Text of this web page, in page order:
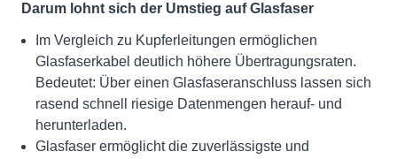
Darum lohnt sich der Umstieg auf Glasfaser
Im Vergleich zu Kupferleitungen ermöglichen
Glasfaserkabel deutlich höhere Übertragungsraten.
Bedeutet: Über einen Glasfaseranschluss lassen sich
rasend schnell riesige Datenmengen herauf- und
herunterladen.
Glasfaser ermöglicht die zuverlässigste und